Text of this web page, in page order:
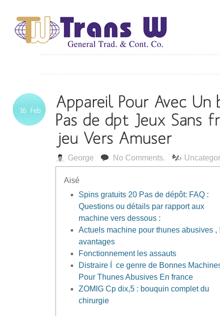
George No Comments.
Aisé
Spins gratuits 20 Pas de dépôt: FAQ :
Questions ou détails par rapport aux
machine vers dessous :
Actuels machine pour thunes abusives ,
avantages
Fonctionnement les assauts
Distraire Í ce genre de Bonnes
Pour Thunes Abusives En france
ZOMIG Cp dix,5 : bouquin complet du
chirurgie